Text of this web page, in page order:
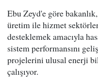
Ebu Zeyd'e göre
üretim ile hizmet
desteklemek amacıyla
sistem performansını
projelerini ulusal enerji
çalışıyor.